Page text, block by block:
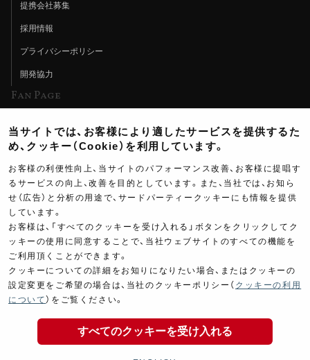
提携会社募集
採用情報
プライバシーポリシー
開発協力
Fan Page
ヨシムラTV
イベント情報
イベントスケジュール
ツーリングブレイクタイム
製品ポスター
Copyright ©YOSHIMURA JAPAN Co,Ltd. All Rights
当サイトでは、お客様により適したサービスを提供するた
め、クッキー（Cookie）を利用しています。
お客様の利便性向上、当サイトのパフォーマンス改善、お客様に提唱す
るサービスの向上、改善を目的としています。また、当社では、お知ら
せ（広告）と分析の用途で、サードパーティークッキーにも情報を提供
しています。
お客様は、「すべてのクッキーを受け入れる」ボタンをクリックしてク
ッキーの使用に同意することで、当社ウェブサイトのすべての機能を
ご利用頂くことができます。
クッキーについての詳細をお知りになりたい場合、またはクッキーの
設定変更をご希望の場合は、当社のクッキーポリシー（ クッキーの利用
について ）をご覧ください。
すべてのクッキーを受け入れる